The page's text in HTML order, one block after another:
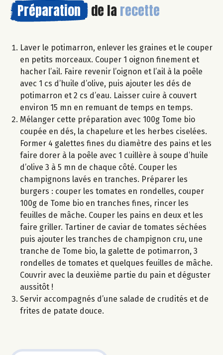
Préparation de la recette
Laver le potimarron, enlever les graines et le couper
en petits morceaux. Couper 1 oignon finement et
hacher l’ail. Faire revenir l’oignon et l’ail à la poêle
avec 1 cs d’huile d’olive, puis ajouter les dés de
potimarron et 2 cs d’eau. Laisser cuire à couvert
environ 15 mn en remuant de temps en temps.
Mélanger cette préparation avec 100g Tome bio
coupée en dés, la chapelure et les herbes ciselées.
Former 4 galettes fines du diamètre des pains et les
faire dorer à la poêle avec 1 cuillère à soupe d’huile
d’olive 3 à 5 mn de chaque côté. Couper les
champignons lavés en tranches. Préparer les
burgers : couper les tomates en rondelles, couper
100g de Tome bio en tranches fines, rincer les
feuilles de mâche. Couper les pains en deux et les
faire griller. Tartiner de caviar de tomates séchées
puis ajouter les tranches de champignon cru, une
tranche de Tome bio, la galette de potimarron, 3
rondelles de tomates et quelques feuilles de mâche.
Couvrir avec la deuxième partie du pain et déguster
aussitôt !
Servir accompagnés d’une salade de crudités et de
frites de patate douce.